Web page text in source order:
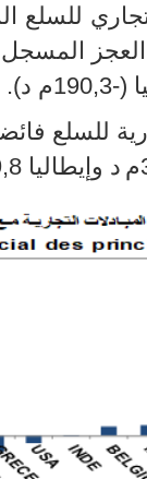
(-
190,3م د).
للسلع
م د وإيطاليا